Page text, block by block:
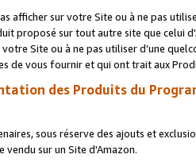
afficher sur votre Site ou à ne pas
proposé sur tout autre site que celui
Site ou à ne pas utiliser d’une
de vous fournir et qui ont trait aux
des Produits du
sous réserve des ajouts et
vendu sur un Site d'Amazon.